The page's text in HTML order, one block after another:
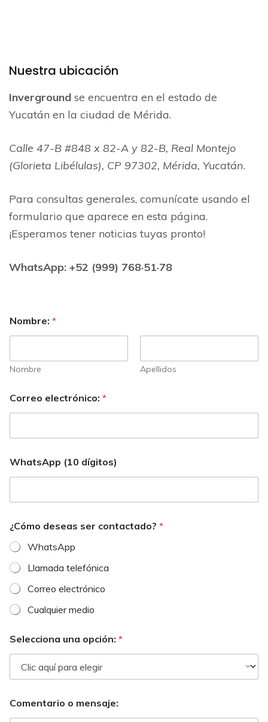
Nuestra ubicación
Inverground se encuentra en el estado de
Yucatán en la ciudad de Mérida.
Calle 47-B #848 x 82-A y 82-B, Real Montejo
(Glorieta Libélulas), CP 97302, Mérida, Yucatán.
Para consultas generales, comunícate usando el
formulario que aparece en esta página.
¡Esperamos tener noticias tuyas pronto!
WhatsApp: +52 (999) 768·51·78
Nombre: *
Nombre Apellidos
Correo electrónico: *
WhatsApp (10 dígitos)
¿Cómo deseas ser contactado? *
WhatsApp
Llamada telefónica
Correo electrónico
Cualquier medio
Selecciona una opción: *
Comentario o mensaje: